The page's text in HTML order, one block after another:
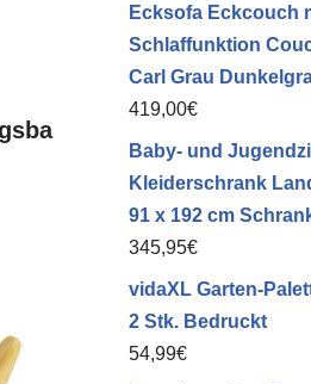
x
Ecksofa Eckcouch
Schlaffunktion
Carl Grau
419,00€
Baby- und
Kleiderschrank
91 x 192 cm
345,95€
vidaXL Garten-
2 Stk. Bedruckt
54,99€